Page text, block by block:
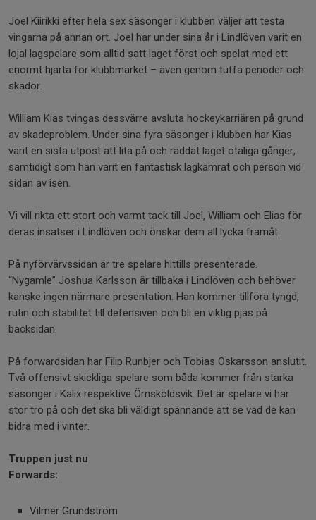
Joel Kiirikki efter hela sex säsonger i klubben väljer att testa
vingarna på annan ort. Joel har under sina år i Lindlöven varit en
lojal lagspelare som alltid satt laget först och spelat med ett
enormt hjärta för klubbmärket – även genom tuffa perioder och
skador.
William Kias tvingas dessvärre avsluta hockeykarriären på grund
av skadeproblem. Under sina fyra säsonger i klubben har Kias
varit en sista utpost att lita på och räddat laget otaliga gånger,
samtidigt som han varit en fantastisk lagkamrat och person vid
sidan av isen.
Vi vill rikta ett stort och varmt tack till Joel, William och Elias för
deras insatser i Lindlöven och önskar dem all lycka framåt.
På nyförvärvssidan är tre spelare hittills presenterade.
“Nygamle” Joshua Karlsson är tillbaka i Lindlöven och behöver
kanske ingen närmare presentation. Han kommer tillföra tyngd,
rutin och stabilitet till defensiven och bli en viktig pjäs på
backsidan.
På forwardsidan har Filip Runbjer och Tobias Oskarsson anslutit.
Två offensivt skickliga spelare som båda kommer från starka
säsonger i Kalix respektive Örnsköldsvik. Det är spelare vi har
stor tro på och det ska bli väldigt spännande att se vad de kan
bidra med i vinter.
Truppen just nu
Forwards:
Vilmer Grundström